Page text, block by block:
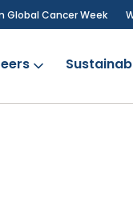
Global Cancer Week